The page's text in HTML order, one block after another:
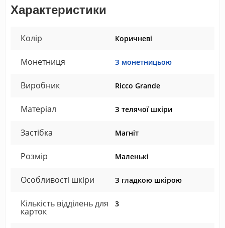
Характеристики
Колір Коричневі
Монетниця З монетницьою
Виробник Ricco Grande
Матеріал З телячої шкіри
Застібка Магніт
Розмір Маленькі
Особливості шкіри З гладкою шкірою
Кількість відділень для
карток
3